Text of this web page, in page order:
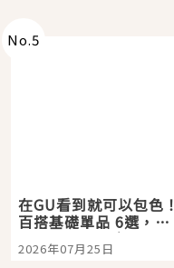
No.5
在GU看到就可以包色！
百搭基礎單品 6選，閉
眼全收也不心疼
2026年07月25日